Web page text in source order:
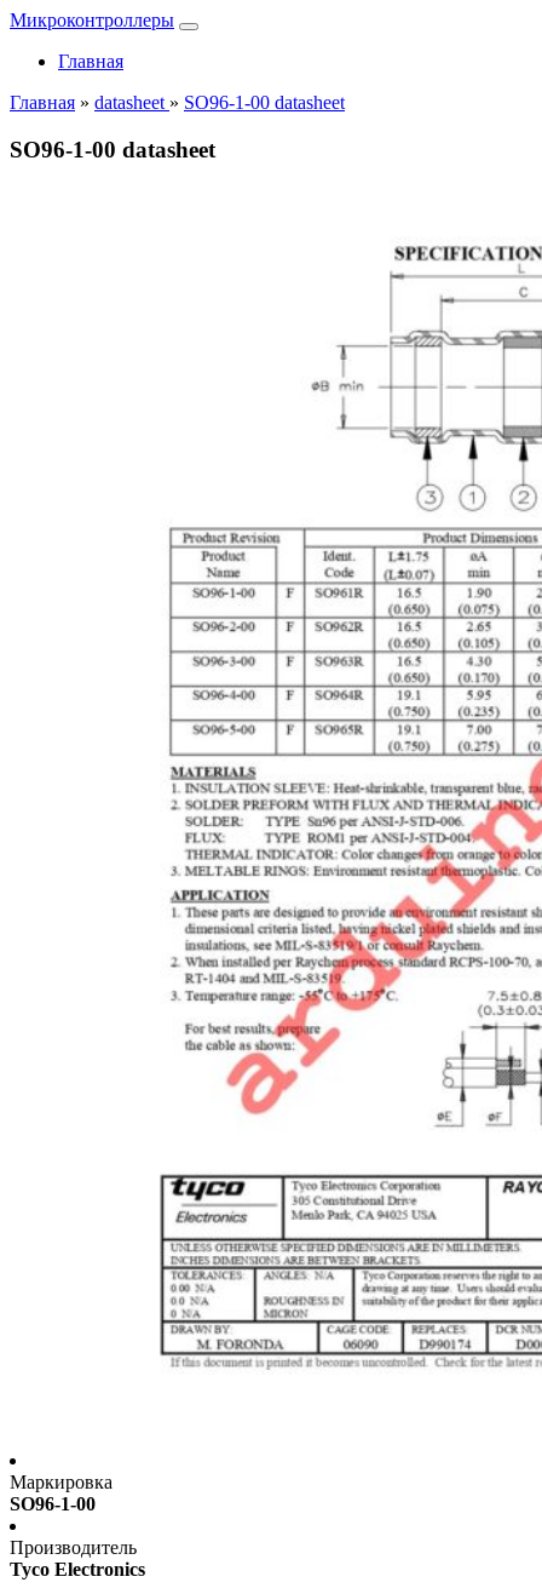
Микроконтроллеры
Главная
Главная » datasheet » SO96-1-00 datasheet
SO96-1-00 datasheet
Маркировка
SO96-1-00
Производитель
Tyco Electronics